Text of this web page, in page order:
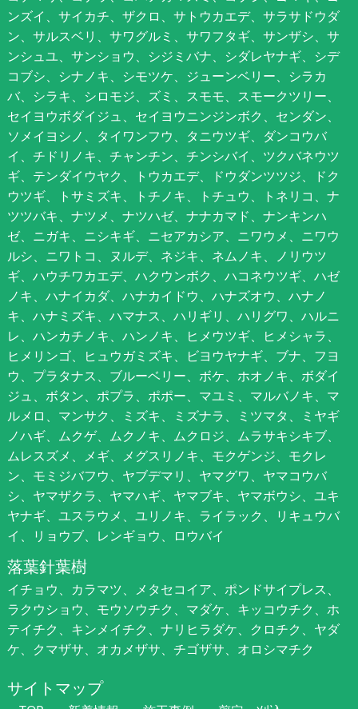
ンズイ、サイカチ、ザクロ、サトウカエデ、サラサドウダ
ン、サルスベリ、サワグルミ、サワフタギ、サンザシ、サ
ンシュユ、サンショウ、シジミバナ、シダレヤナギ、シデ
コブシ、シナノキ、シモツケ、ジューンベリー、シラカ
バ、シラキ、シロモジ、ズミ、スモモ、スモークツリー、
セイヨウボダイジュ、セイヨウニンジンボク、センダン、
ソメイヨシノ、タイワンフウ、タニウツギ、ダンコウバ
イ、チドリノキ、チャンチン、チンシバイ、ツクバネウツ
ギ、テンダイウヤク、トウカエデ、ドウダンツツジ、ドク
ウツギ、トサミズキ、トチノキ、トチュウ、トネリコ、ナ
ツツバキ、ナツメ、ナツハゼ、ナナカマド、ナンキンハ
ゼ、ニガキ、ニシキギ、ニセアカシア、ニワウメ、ニワウ
ルシ、ニワトコ、ヌルデ、ネジキ、ネムノキ、ノリウツ
ギ、ハウチワカエデ、ハクウンボク、ハコネウツギ、ハゼ
ノキ、ハナイカダ、ハナカイドウ、ハナズオウ、ハナノ
キ、ハナミズキ、ハマナス、ハリギリ、ハリグワ、ハルニ
レ、ハンカチノキ、ハンノキ、ヒメウツギ、ヒメシャラ、
ヒメリンゴ、ヒュウガミズキ、ビヨウヤナギ、ブナ、フヨ
ウ、プラタナス、ブルーベリー、ボケ、ホオノキ、ボダイ
ジュ、ボタン、ポプラ、ポポー、マユミ、マルバノキ、マ
ルメロ、マンサク、ミズキ、ミズナラ、ミツマタ、ミヤギ
ノハギ、ムクゲ、ムクノキ、ムクロジ、ムラサキシキブ、
ムレスズメ、メギ、メグスリノキ、モクゲンジ、モクレ
ン、モミジバフウ、ヤブデマリ、ヤマグワ、ヤマコウバ
シ、ヤマザクラ、ヤマハギ、ヤマブキ、ヤマボウシ、ユキ
ヤナギ、ユスラウメ、ユリノキ、ライラック、リキュウバ
イ、リョウブ、レンギョウ、ロウバイ
落葉針葉樹
イチョウ、カラマツ、メタセコイア、ポンドサイプレス、
ラクウショウ、モウソウチク、マダケ、キッコウチク、ホ
テイチク、キンメイチク、ナリヒラダケ、クロチク、ヤダ
ケ、クマザサ、オカメザサ、チゴザサ、オロシマチク
サイトマップ